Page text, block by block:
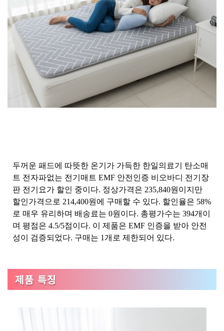
두꺼운 패드에 따뜻한 온기가 가득한 한일의료기 탄소매
트 전자파없는 전기매트 EMF 안전인증 비오바디 전기장
판 전기요가 할인 중이다. 정상가격은 235,840원이지만
할인가격으로 214,400원에 구매할 수 있다. 할인율은 58%
로 매우 유리하며 배송료는 0원이다. 총평가수는 394개이
며 평점은 4.5/5점이다. 이 제품은 EMF 인증을 받아 안전
성이 검증되었다. 구매는 1개로 제한되어 있다.
제품 특징